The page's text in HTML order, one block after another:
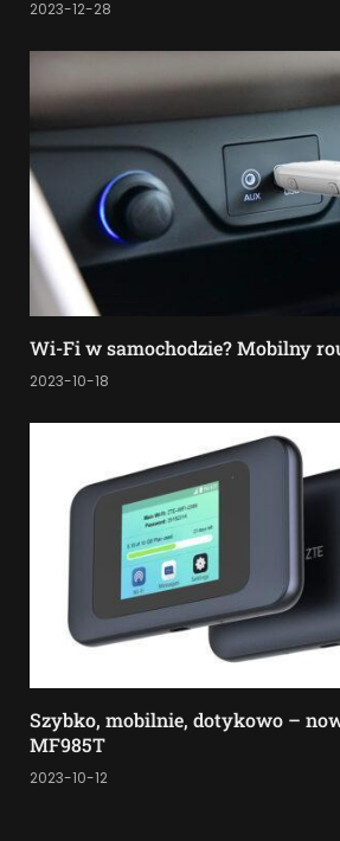
2023-12-28
Wi-Fi w samochodzie? Mobilny
2023-10-18
Szybko, mobilnie, dotykowo –
MF985T
2023-10-12